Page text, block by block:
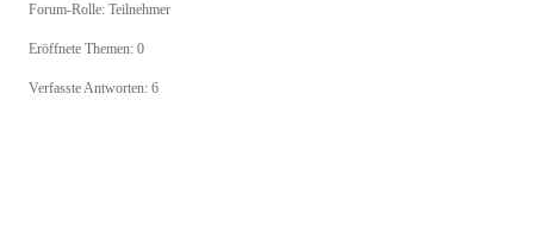
Forum-Rolle: Teilnehmer
Eröffnete Themen: 0
Verfasste Antworten: 6